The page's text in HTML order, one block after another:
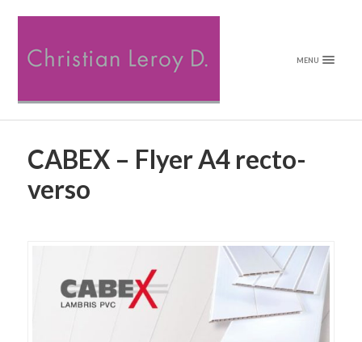
MENU
CABEX – Flyer A4 recto-
verso